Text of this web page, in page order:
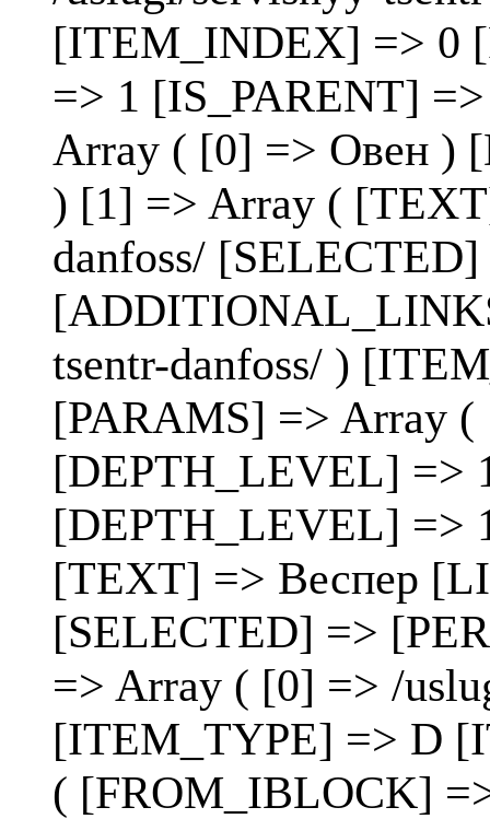
[ITEM_INDEX] => 0
=> 1 [IS_PARENT]
Array ( [0] => Овен )
) [1] => Array (
danfoss/
tsentr-danfoss/ )
[PARAMS] => Array
[DEPTH_LEVEL] =>
[DEPTH_LEVEL] =>
[TEXT] => Веспер
[SELECTED] =>
=> Array ( [0] => /
[ITEM_TYPE] => D
( [FROM_IBLOCK]